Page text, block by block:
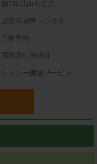
朝7時以前も営業
深夜時間帯レンタル
直前予約
国際運転免許証
レッカー搬送サービス